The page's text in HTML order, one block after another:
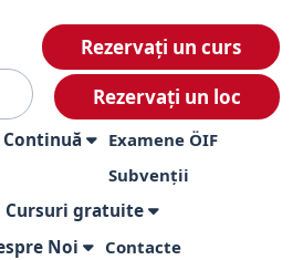
Rezervați un curs
Rezervați un loc
Continuă
Examene ÖIF
Subvenții
Cursuri gratuite
Noi Contacte